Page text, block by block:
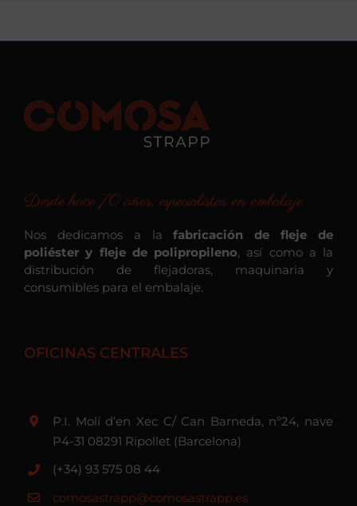
Desde hace 70 años, especialistas en embalaje
Nos dedicamos a lafabricación de fleje de
poliéster y fleje de polipropileno, así como a la
distribución de flejadoras, maquinaria y
consumibles para el embalaje.
OFICINAS CENTRALES
P.I. Molí d’en Xec C/ Can Barneda, nº24, nave
P4-31 08291 Ripollet (Barcelona)
(+34) 93 575 08 44
comosastrapp@comosastrapp.es